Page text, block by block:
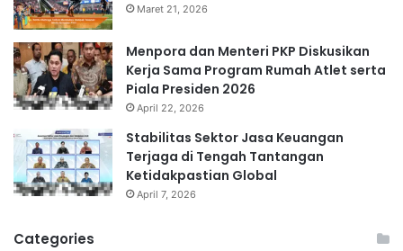
Maret 21, 2026
Menpora dan Menteri PKP Diskusikan
Kerja Sama Program Rumah Atlet serta
Piala Presiden 2026
April 22, 2026
Stabilitas Sektor Jasa Keuangan
Terjaga di Tengah Tantangan
Ketidakpastian Global
April 7, 2026
Categories